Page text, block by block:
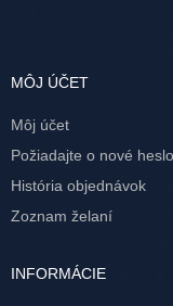
MÔJ ÚČET
Môj účet
Požiadajte o nové heslo
História objednávok
Zoznam želaní
INFORMÁCIE